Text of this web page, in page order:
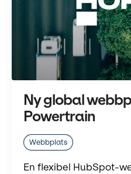
Ny global
Powertrain
Webbplats
En flexibel HubSpot-